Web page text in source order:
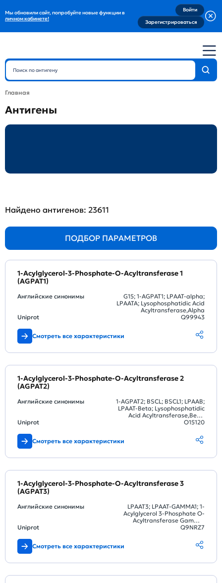
Мы обновили сайт, попробуйте новые функции в
личном кабинете!
Войти
Зарегистрироваться
Главная
Антигены
Найдено антигенов: 23611
1-Acylglycerol-3-Phosphate-O-Acyltransferase 1
(AGPAT1)
Английские синонимы
G15; 1-AGPAT1; LPAAT-alpha;
LPAATA; Lysophosphatidic Acid
Acyltransferase,Alpha
Uniprot
Q99943
Смотреть все характеристики
1-Acylglycerol-3-Phosphate-O-Acyltransferase 2
(AGPAT2)
Английские синонимы
1-AGPAT2; BSCL; BSCL1; LPAAB;
LPAAT-Beta; Lysophosphatidic
Acid Acyltransferase,Beta;
Berardinelli-Seip Congenital
Uniprot O15120
Смотреть все характеристики
1-Acylglycerol-3-Phosphate-O-Acyltransferase 3
(AGPAT3)
Английские синонимы
LPAAT3; LPAAT-GAMMA1; 1-
Acylglycerol 3-Phosphate O-
Acyltransferase Gamma;
Lysophosphatidic acid
Uniprot Q9NRZ7
Смотреть все характеристики
ПОДБОР ПАРАМЕТРОВ